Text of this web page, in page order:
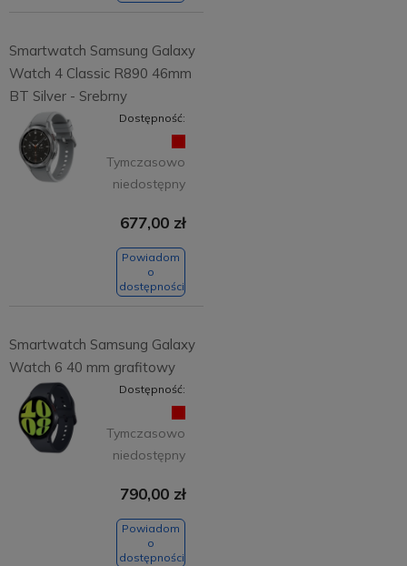
Smartwatch Samsung Galaxy
Watch 4 Classic R890 46mm
BT Silver - Srebrny
Dostępność:
Tymczasowo
niedostępny
677,00 zł
Powiadom
o
dostępności
Smartwatch Samsung Galaxy
Watch 6 40 mm grafitowy
Dostępność:
Tymczasowo
niedostępny
790,00 zł
Powiadom
o
dostępności